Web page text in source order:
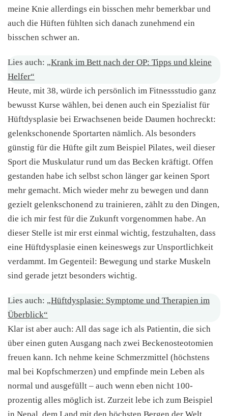
meine Knie allerdings ein bisschen mehr bemerkbar und
auch die Hüften fühlten sich danach zunehmend ein
bisschen schwer an.
Lies auch: „Krank im Bett nach der OP: Tipps und kleine
Helfer“
Heute, mit 38, würde ich persönlich im Fitnessstudio ganz
bewusst Kurse wählen, bei denen auch ein Spezialist für
Hüftdysplasie bei Erwachsenen beide Daumen hochreckt:
gelenkschonende Sportarten nämlich. Als besonders
günstig für die Hüfte gilt zum Beispiel Pilates, weil dieser
Sport die Muskulatur rund um das Becken kräftigt. Offen
gestanden habe ich selbst schon länger gar keinen Sport
mehr gemacht. Mich wieder mehr zu bewegen und dann
gezielt gelenkschonend zu trainieren, zählt zu den Dingen,
die ich mir fest für die Zukunft vorgenommen habe. An
dieser Stelle ist mir erst einmal wichtig, festzuhalten, dass
eine Hüftdysplasie einen keineswegs zur Unsportlichkeit
verdammt. Im Gegenteil: Bewegung und starke Muskeln
sind gerade jetzt besonders wichtig.
Lies auch: „Hüftdysplasie: Symptome und Therapien im
Überblick“
Klar ist aber auch: All das sage ich als Patientin, die sich
über einen guten Ausgang nach zwei Beckenosteotomien
freuen kann. Ich nehme keine Schmerzmittel (höchstens
mal bei Kopfschmerzen) und empfinde mein Leben als
normal und ausgefüllt – auch wenn eben nicht 100-
prozentig alles möglich ist. Zurzeit lebe ich zum Beispiel